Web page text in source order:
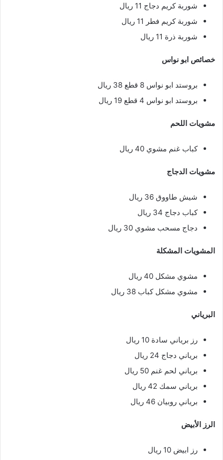
شوربة كريم دجاج 11 ريال
شوربة كريم فطر 11 ريال
شوربة ذرة 11 ريال
خصائص ابو نواس
بروستد ابو نواس 8 قطع 38 ريال
بروستد ابو نواس 4 قطع 19 ريال
مشويات اللحم
كباب غنم مشوي 40 ريال
مشويات الدجاج
شيش طاووق 36 ريال
كباب دجاج 34 ريال
دجاج مسحب مشوي 30 ريال
المشويات المشكلة
مشوي مشكل 40 ريال
مشوي مشكل كباب 38 ريال
البرياني
رز برياني سادة 10 ريال
برياني دجاج 24 ريال
برياني لحم غنم 50 ريال
برياني سمك 42 ريال
برياني روبيان 46 ريال
الرز الأبيض
رز ابيض 10 ريال